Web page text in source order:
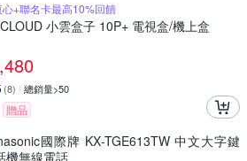
心+聯名卡最高10%回饋
小雲盒子 10P+ 電視盒/機上盒
(8) 總銷量>50
贈品
國際牌 KX-TGE613TW 中文大字鍵
機無線電話